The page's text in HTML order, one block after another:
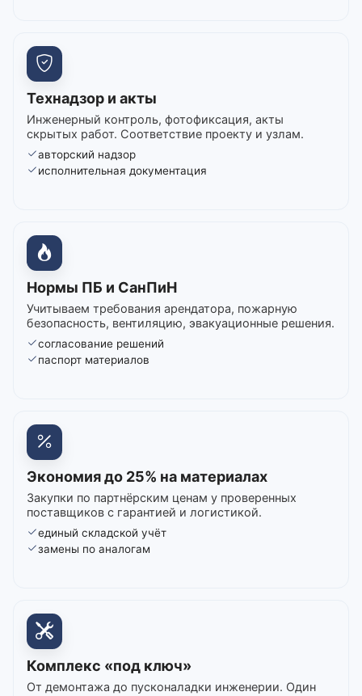
Технадзор и акты
Инженерный контроль, фотофиксация, акты
скрытых работ. Соответствие проекту и узлам.
авторский надзор
исполнительная документация
Нормы ПБ и СанПиН
Учитываем требования арендатора, пожарную
безопасность, вентиляцию, эвакуационные решения.
согласование решений
паспорт материалов
Экономия до 25% на материалах
Закупки по партнёрским ценам у проверенных
поставщиков с гарантией и логистикой.
единый складской учёт
замены по аналогам
Комплекс «под ключ»
От демонтажа до пусконаладки инженерии. Один